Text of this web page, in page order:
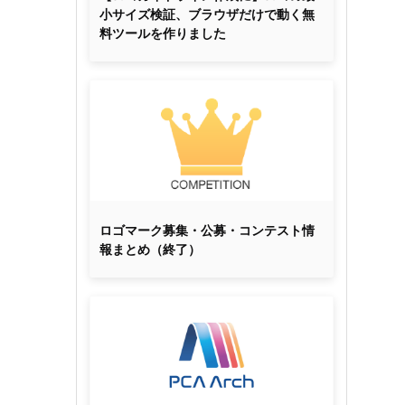
小サイズ検証、ブラウザだけで動く無
料ツールを作りました
ロゴマーク募集・公募・コンテスト情
報まとめ（終了）